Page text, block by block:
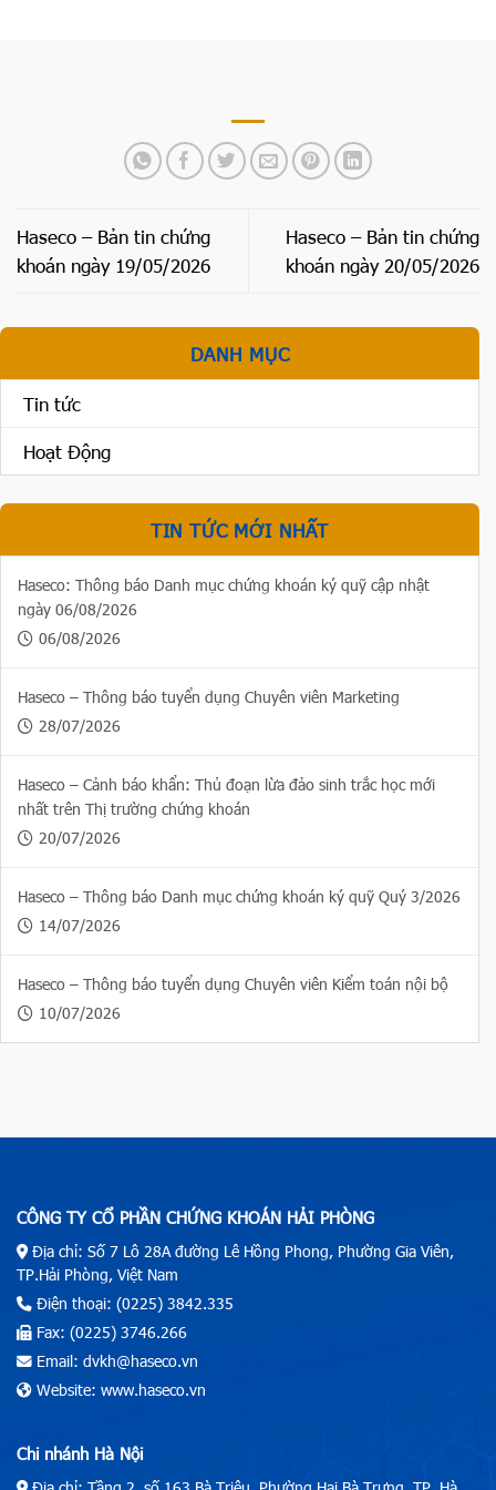
Haseco – Bản tin chứng
khoán ngày 19/05/2026
Haseco – Bản tin chứng
khoán ngày 20/05/2026
DANH MỤC
Tin tức
Hoạt Động
TIN TỨC MỚI NHẤT
Haseco: Thông báo Danh mục chứng khoán ký quỹ cập nhật
ngày 06/08/2026
06/08/2026
Haseco – Thông báo tuyển dụng Chuyên viên Marketing
28/07/2026
Haseco – Cảnh báo khẩn: Thủ đoạn lừa đảo sinh trắc học mới
nhất trên Thị trường chứng khoán
20/07/2026
Haseco – Thông báo Danh mục chứng khoán ký quỹ Quý 3/2026
14/07/2026
Haseco – Thông báo tuyển dụng Chuyên viên Kiểm toán nội bộ
10/07/2026
CÔNG TY CỔ PHẦN CHỨNG KHOÁN HẢI PHÒNG
Địa chỉ: Số 7 Lô 28A đường Lê Hồng Phong, Phường Gia Viên,
TP.Hải Phòng, Việt Nam
Điện thoại: (0225) 3842.335
Fax: (0225) 3746.266
Email: dvkh@haseco.vn
Website: www.haseco.vn
Chi nhánh Hà Nội